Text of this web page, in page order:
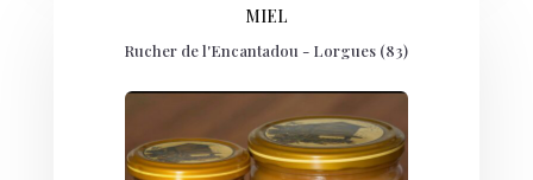
MIEL
Rucher de l'Encantadou - Lorgues (83)